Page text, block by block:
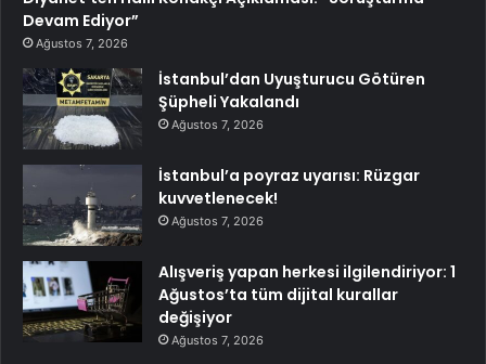
Devam Ediyor”
Ağustos 7, 2026
İstanbul’dan Uyuşturucu Götüren
Şüpheli Yakalandı
Ağustos 7, 2026
İstanbul’a poyraz uyarısı: Rüzgar
kuvvetlenecek!
Ağustos 7, 2026
Alışveriş yapan herkesi ilgilendiriyor: 1
Ağustos’ta tüm dijital kurallar
değişiyor
Ağustos 7, 2026